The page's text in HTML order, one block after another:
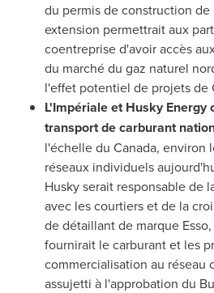
du permis de construction
extension permettrait aux
coentreprise d'avoir accès
du marché du gaz naturel
l'effet potentiel de projets de
L'Impériale et Husky
transport de carburant
l'échelle du Canada, environ
réseaux individuels
Husky serait responsable de
avec les courtiers et de la
de détaillant de marque
fournirait le carburant et les
commercialisation au réseau
assujetti à l'approbation du